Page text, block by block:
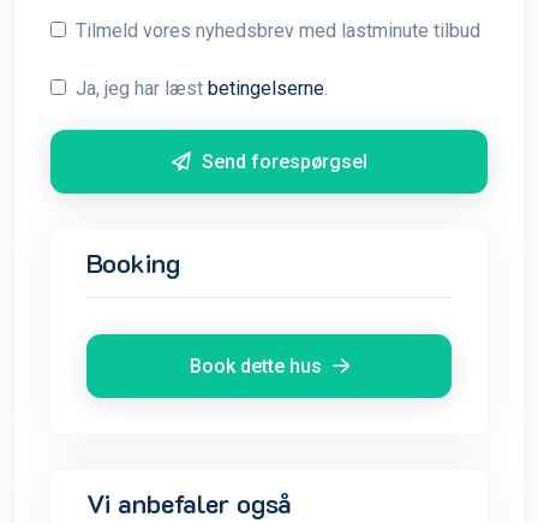
Tilmeld vores nyhedsbrev med lastminute tilbud
Ja, jeg har læst betingelserne.
Send forespørgsel
Booking
Book dette hus
Vi anbefaler også